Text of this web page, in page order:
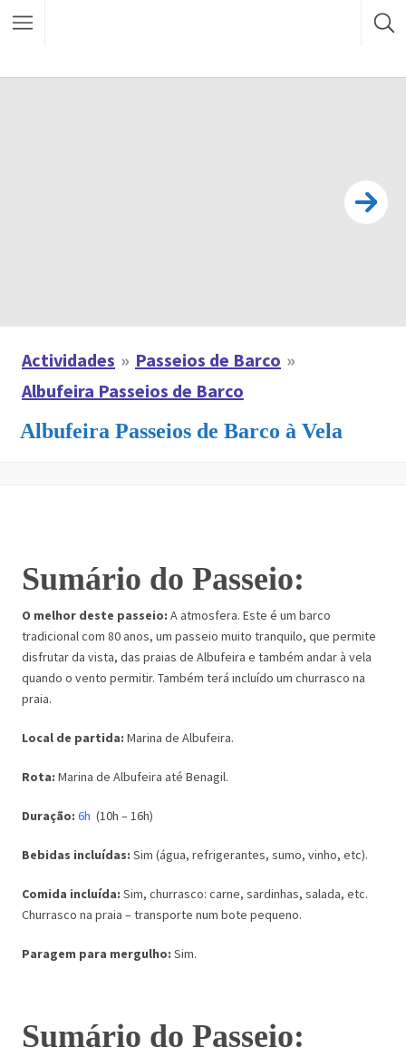
Actividades
Passeios de Barco
Albufeira Passeios de Barco
Albufeira Passeios de Barco à Vela
Sumário do Passeio:
O melhor deste passeio: A atmosfera. Este é um barco
tradicional com 80 anos, um passeio muito tranquilo, que permite
disfrutar da vista, das praias de Albufeira e também andar à vela
quando o vento permitir. Também terá incluído um churrasco na
praia.
Local de partida: Marina de Albufeira.
Rota: Marina de Albufeira até Benagil.
Duração: 6h (10h – 16h)
Bebidas incluídas: Sim (água, refrigerantes, sumo, vinho, etc).
Comida incluída: Sim, churrasco: carne, sardinhas, salada, etc.
Churrasco na praia – transporte num bote pequeno.
Paragem para mergulho: Sim.
Sumário do Passeio: